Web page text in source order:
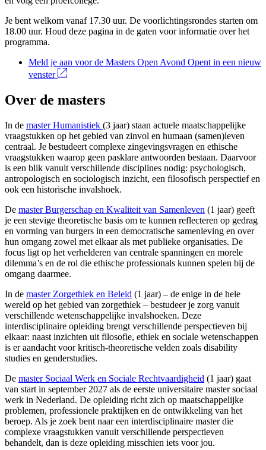
Je bent welkom vanaf 17.30 uur. De voorlichtingsrondes starten om
18.00 uur. Houd deze pagina in de gaten voor informatie over het
programma.
Meld je aan voor de Masters Open Avond Opent in een nieuw
venster
Over de masters
In de master Humanistiek (3 jaar) staan actuele maatschappelijke
vraagstukken op het gebied van zinvol en humaan (samen)leven
centraal. Je bestudeert complexe zingevingsvragen en ethische
vraagstukken waarop geen pasklare antwoorden bestaan. Daarvoor
is een blik vanuit verschillende disciplines nodig: psychologisch,
antropologisch en sociologisch inzicht, een filosofisch perspectief en
ook een historische invalshoek.
De master Burgerschap en Kwaliteit van Samenleven (1 jaar) geeft
je een stevige theoretische basis om te kunnen reflecteren op gedrag
en vorming van burgers in een democratische samenleving en over
hun omgang zowel met elkaar als met publieke organisaties. De
focus ligt op het verhelderen van centrale spanningen en morele
dilemma’s en de rol die ethische professionals kunnen spelen bij de
omgang daarmee.
In de master Zorgethiek en Beleid (1 jaar) – de enige in de hele
wereld op het gebied van zorgethiek – bestudeer je zorg vanuit
verschillende wetenschappelijke invalshoeken. Deze
interdisciplinaire opleiding brengt verschillende perspectieven bij
elkaar: naast inzichten uit filosofie, ethiek en sociale wetenschappen
is er aandacht voor kritisch-theoretische velden zoals disability
studies en genderstudies.
De master Sociaal Werk en Sociale Rechtvaardigheid (1 jaar) gaat
van start in september 2027 als de eerste universitaire master sociaal
werk in Nederland. De opleiding richt zich op maatschappelijke
problemen, professionele praktijken en de ontwikkeling van het
beroep. Als je zoek bent naar een interdisciplinaire master die
complexe vraagstukken vanuit verschillende perspectieven
behandelt, dan is deze opleiding misschien iets voor jou.